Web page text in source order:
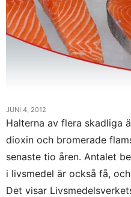
JUNI 4, 2012
Halterna av flera skadliga
dioxin och bromerade
senaste tio åren. Antalet
i livsmedel är också få,
Det visar